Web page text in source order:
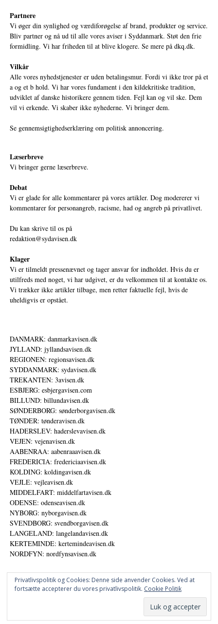
Partnere
Vi øger din synlighed og værdiforøgelse af brand, produkter og service.
Bliv partner og nå ud til alle vores aviser i Syddanmark. Støt den frie
formidling. Vi har friheden til at blive klogere. Se mere på dkq.dk.
Vilkår
Alle vores nyhedstjenester er uden betalingsmur. Fordi vi ikke tror på et
a og et b hold. Vi har vores fundament i den kildekritiske tradition,
udviklet af danske historikere gennem tiden. Fejl kan og vil ske. Dem
vil vi erkende. Vi skaber ikke nyhederne. Vi bringer dem.
Se gennemsigtighedserklæring om politisk annoncering.
Læserbreve
Vi bringer gerne læserbreve.
Debat
Vi er glade for alle kommentarer på vores artikler. Dog modererer vi
kommentarer for personangreb, racisme, had og angreb på privatlivet.
Du kan skrive til os på
redaktion@sydavisen.dk
Klager
Vi er tilmeldt pressenævnet og tager ansvar for indholdet. Hvis du er
utilfreds med noget, vi har udgivet, er du velkommen til at kontakte os.
Vi trækker ikke artikler tilbage, men retter faktuelle fejl, hvis de
uheldigvis er opstået.
DANMARK: danmarkavisen.dk
JYLLAND: jyllandsavisen.dk
REGIONEN: regionsavisen.dk
SYDDANMARK: sydavisen.dk
TREKANTEN: 3avisen.dk
ESBJERG: esbjergavisen.com
BILLUND: billundavisen.dk
SØNDERBORG: sønderborgavisen.dk
TØNDER: tønderavisen.dk
HADERSLEV: haderslevavisen.dk
VEJEN: vejenavisen.dk
AABENRAA: aabenraaavisen.dk
FREDERICIA: fredericiaavisen.dk
KOLDING: koldingavisen.dk
VEJLE: vejleavisen.dk
MIDDELFART: middelfartavisen.dk
ODENSE: odenseavisen.dk
NYBORG: nyborgavisen.dk
SVENDBORG: svendborgavisen.dk
LANGELAND: langelandavisen.dk
KERTEMINDE: kertemindeavisen.dk
NORDFYN: nordfynsavisen.dk
© DANSKE DIGITALE MEDIER A/S - NYHEDER, ANALYSER OG PERSPEKTIVER
Privatlivspolitik og Cookies: Denne side anvender Cookies. Ved at
fortsætte accepterer du vores privatlivspolitik. Cookie Politik